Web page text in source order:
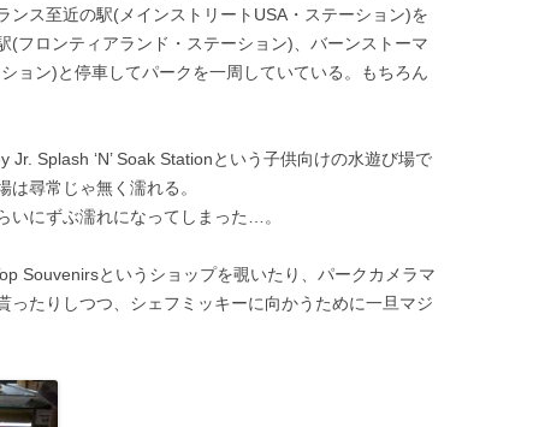
ンス至近の駅(メインストリートUSA・ステーション)を
(フロンティアランド・ステーション)、バーンストーマ
ョン)と停車してパークを一周していている。もちろん
Splash ‘N’ Soak Stationという子供向けの水遊び場で
尋常じゃ無く濡れる。
いにずぶ濡れになってしまった…。
Souvenirsというショップを覗いたり、パークカメラマ
ったりしつつ、シェフミッキーに向かうために一旦マジ